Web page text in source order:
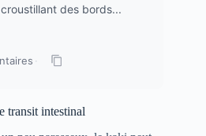
des bords...
·
transit intestinal